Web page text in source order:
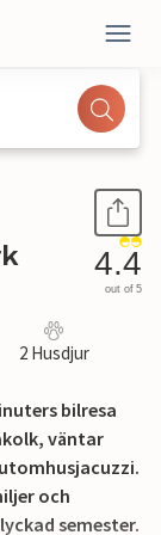
4.4
out of 5
2 Husdjur
bilresa
väntar
och
semester.